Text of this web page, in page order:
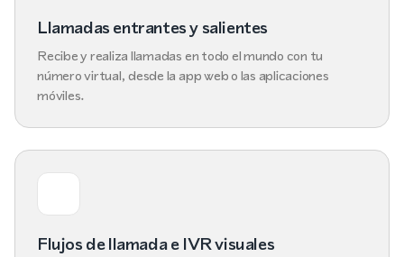
Llamadas entrantes y salientes
Recibe y realiza llamadas en todo el mundo con tu
número virtual, desde la app web o las aplicaciones
móviles.
Flujos de llamada e IVR visuales